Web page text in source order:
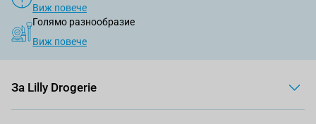
Виж повече
Голямо разнообразие
Виж повече
За Lilly Drogerie